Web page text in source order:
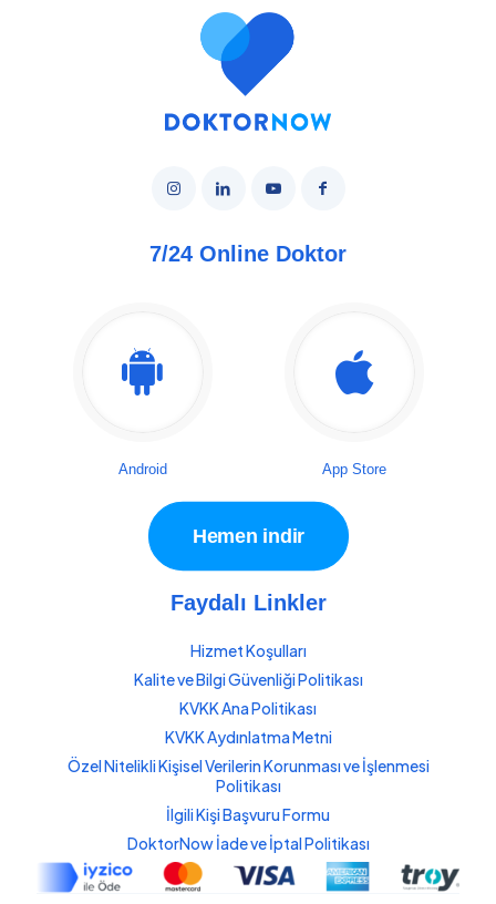
7/24 Online Doktor
Android App Store
Hemen indir
Faydalı Linkler
Hizmet Koşulları
Kalite ve Bilgi Güvenliği Politikası
KVKK Ana Politikası
KVKK Aydınlatma Metni
Özel Nitelikli Kişisel Verilerin Korunması ve İşlenmesi
Politikası
İlgili Kişi Başvuru Formu
DoktorNow İade ve İptal Politikası